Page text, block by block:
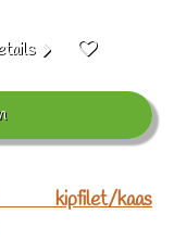
kipfilet/kaas